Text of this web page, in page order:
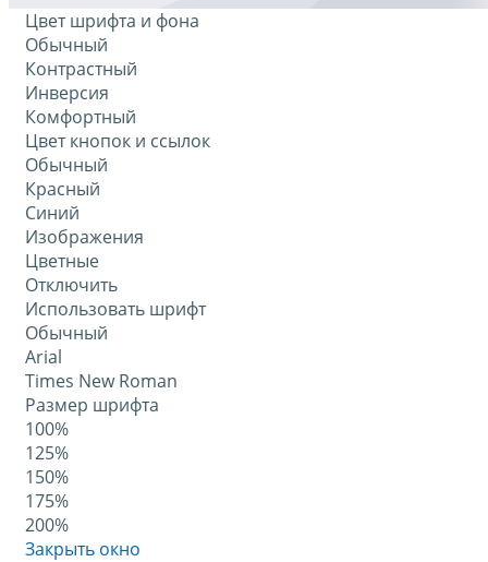
Цвет шрифта и фона
Обычный
Контрастный
Инверсия
Комфортный
Цвет кнопок и ссылок
Обычный
Красный
Синий
Изображения
Цветные
Отключить
Использовать шрифт
Обычный
Arial
Times New Roman
Размер шрифта
100%
125%
150%
175%
200%
Закрыть окно